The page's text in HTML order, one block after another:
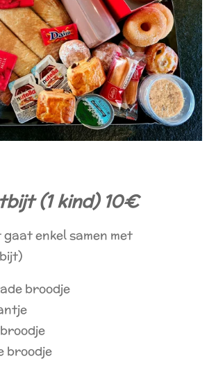
(1 kind) 10€
enkel samen met
broodje
broodje